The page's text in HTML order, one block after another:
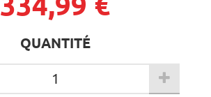
QUANTITÉ